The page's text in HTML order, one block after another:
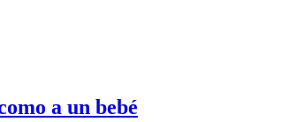
a un bebé